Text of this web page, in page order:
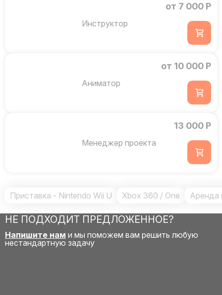
Инструктор
от 7 000 Р
Аниматор
от 10 000 Р
Менеджер проекта
13 000 Р
Приставка - Nintendo Wii U Xbox 360 / One Аренда
НЕ ПОДХОДИТ ПРЕДЛОЖЕННОЕ?
Напишите нам и мы поможем вам решить любую
нестандартную задачу